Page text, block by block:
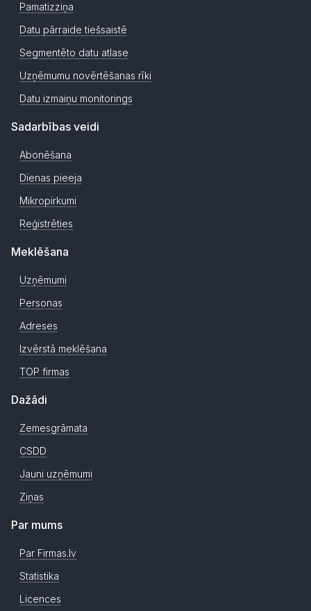
Pamatizziņa
Datu pārraide tiešsaistē
Segmentēto datu atlase
Uzņēmumu novērtēšanas rīki
Datu izmaiņu monitorings
Sadarbības veidi
Abonēšana
Dienas pieeja
Mikropirkumi
Reģistrēties
Meklēšana
Uzņēmumi
Personas
Adreses
Izvērstā meklēšana
TOP firmas
Dažādi
Zemesgrāmata
CSDD
Jauni uzņēmumi
Ziņas
Par mums
Par Firmas.lv
Statistika
Licences